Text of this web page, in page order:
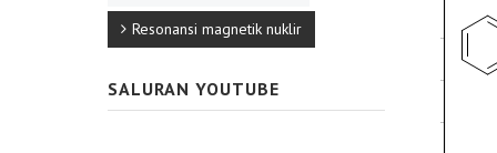
Resonansi magnetik nuklir
SALURAN YOUTUBE